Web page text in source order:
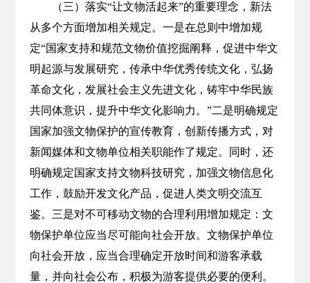
（三）落实“让文物活起来”的重要理念，新法
从多个方面增加相关规定。一是在总则中增加规
定“国家支持和规范文物价值挖掘阐释，促进中华文
明起源与发展研究，传承中华优秀传统文化，弘扬
革命文化，发展社会主义先进文化，铸牢中华民族
共同体意识，提升中华文化影响力。”二是明确规定
国家加强文物保护的宣传教育，创新传播方式，对
新闻媒体和文物单位相关职能作了规定。同时，还
明确规定国家支持文物科技研究，加强文物信息化
工作，鼓励开发文化产品，促进人类文明交流互
鉴。三是对不可移动文物的合理利用增加规定：文
物保护单位应当尽可能向社会开放。文物保护单位
向社会开放，应当合理确定开放时间和游客承载
量，并向社会公布，积极为游客提供必要的便利。